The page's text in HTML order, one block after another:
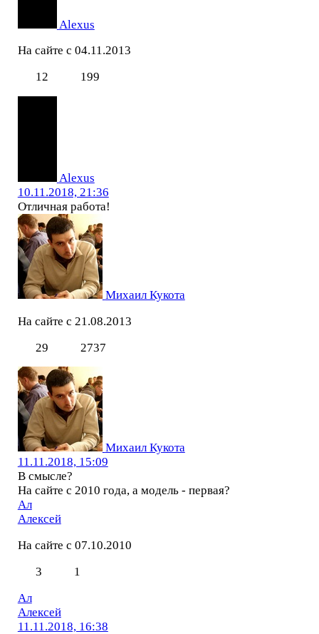
Alexus
На сайте с 04.11.2013
12
199
Alexus
10.11.2018, 21:36
Отличная работа!
Михаил Кукота
На сайте с 21.08.2013
29
2737
Михаил Кукота
11.11.2018, 15:09
В смысле?
На сайте с 2010 года, а модель - первая?
Ал
Алексей
На сайте с 07.10.2010
3
1
Ал
Алексей
11.11.2018, 16:38